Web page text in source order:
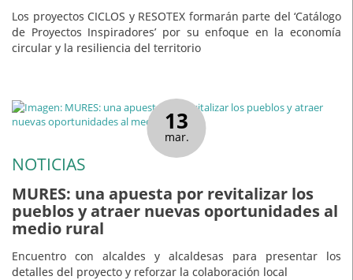
Los proyectos CICLOS y RESOTEX formarán parte del ‘Catálogo
de Proyectos Inspiradores’ por su enfoque en la economía
circular y la resiliencia del territorio
13
mar.
NOTICIAS
MURES: una apuesta por revitalizar los
pueblos y atraer nuevas oportunidades al
medio rural
Encuentro con alcaldes y alcaldesas para presentar los
detalles del proyecto y reforzar la colaboración local